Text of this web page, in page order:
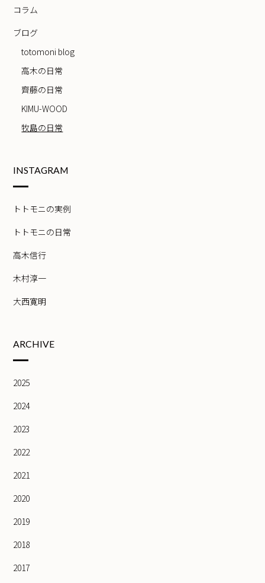
コラム
ブログ
totomoni blog
高木の日常
齊藤の日常
KIMU-WOOD
牧島の日常
INSTAGRAM
トトモニの実例
トトモニの日常
高木信行
木村淳一
大西寛明
ARCHIVE
2025
2024
2023
2022
2021
2020
2019
2018
2017